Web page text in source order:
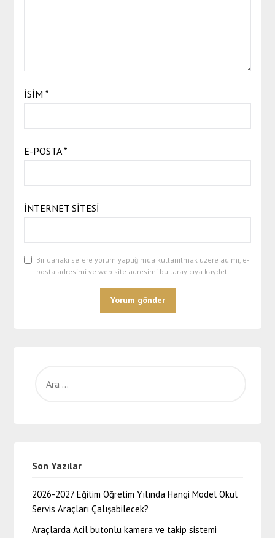
İSIM *
E-POSTA*
İNTERNET SITESI
Bir dahaki sefere yorum yaptığımda kullanılmak üzere adımı, e-
posta adresimi ve web site adresimi bu tarayıcıya kaydet.
Son Yazılar
2026-2027 Eğitim Öğretim Yılında Hangi Model Okul
Servis Araçları Çalışabilecek?
Araçlarda Acil butonlu kamera ve takip sistemi